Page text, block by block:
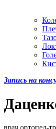
Запись на